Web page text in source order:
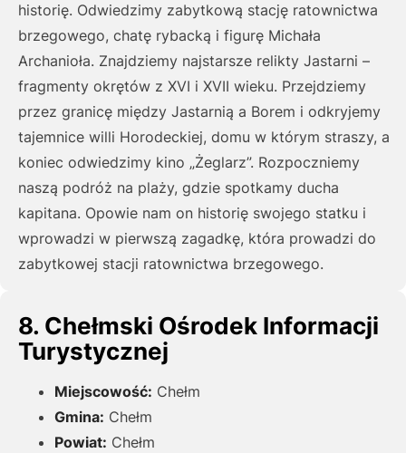
historię. Odwiedzimy zabytkową stację ratownictwa
brzegowego, chatę rybacką i figurę Michała
Archanioła. Znajdziemy najstarsze relikty Jastarni –
fragmenty okrętów z XVI i XVII wieku. Przejdziemy
przez granicę między Jastarnią a Borem i odkryjemy
tajemnice willi Horodeckiej, domu w którym straszy, a
koniec odwiedzimy kino „Żeglarz”. Rozpoczniemy
naszą podróż na plaży, gdzie spotkamy ducha
kapitana. Opowie nam on historię swojego statku i
wprowadzi w pierwszą zagadkę, która prowadzi do
zabytkowej stacji ratownictwa brzegowego.
8. Chełmski Ośrodek Informacji
Turystycznej
Miejscowość: Chełm
Gmina: Chełm
Powiat: Chełm